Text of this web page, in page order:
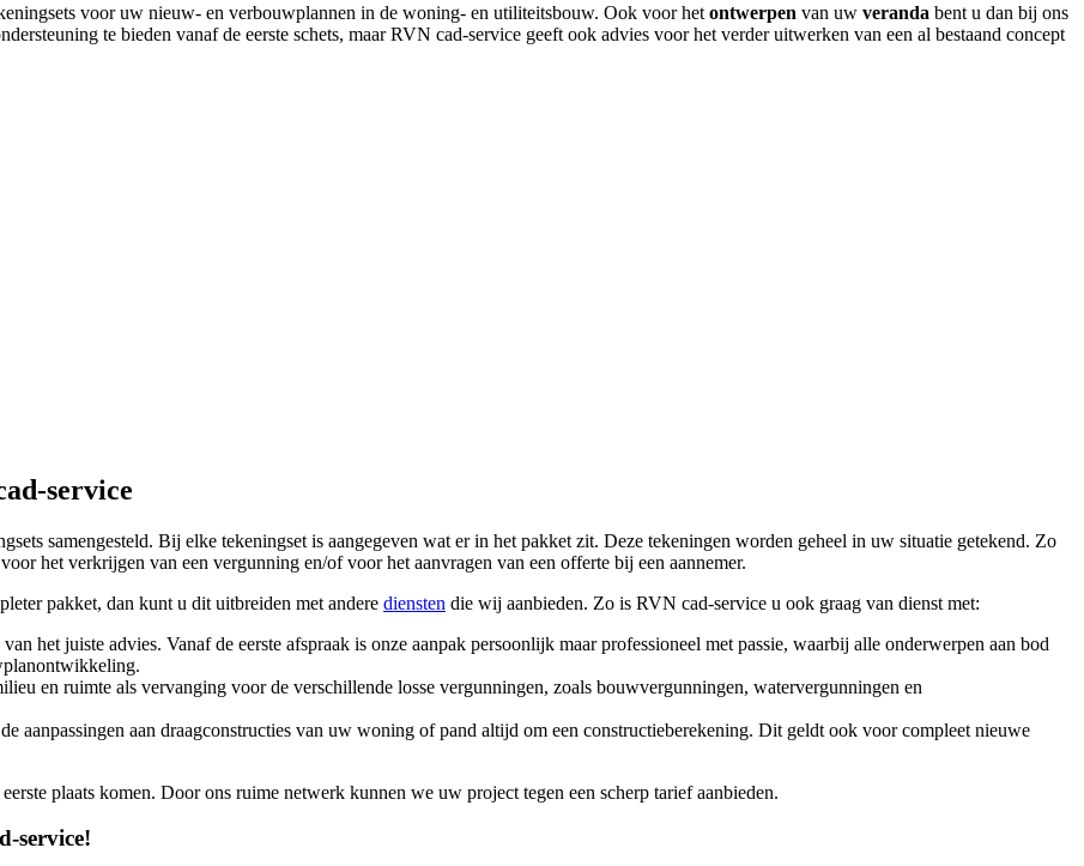
voor uw nieuw- en verbouwplannen in de woning- en utiliteitsbouw. Ook voor het ontwerpen van uw veranda bent u dan bij ons
te bieden vanaf de eerste schets, maar RVN cad-service geeft ook advies voor het verder uitwerken van een al bestaand concept
service
samengesteld. Bij elke tekeningset is aangegeven wat er in het pakket zit. Deze tekeningen worden geheel in uw situatie getekend. Zo
het verkrijgen van een vergunning en/of voor het aanvragen van een offerte bij een aannemer.
pakket, dan kunt u dit uitbreiden met andere diensten die wij aanbieden. Zo is RVN cad-service u ook graag van dienst met:
het juiste advies. Vanaf de eerste afspraak is onze aanpak persoonlijk maar professioneel met passie, waarbij alle onderwerpen aan bod
en ruimte als vervanging voor de verschillende losse vergunningen, zoals bouwvergunningen, watervergunningen en
aanpassingen aan draagconstructies van uw woning of pand altijd om een constructieberekening. Dit geldt ook voor compleet nieuwe
plaats komen. Door ons ruime netwerk kunnen we uw project tegen een scherp tarief aanbieden.
service!